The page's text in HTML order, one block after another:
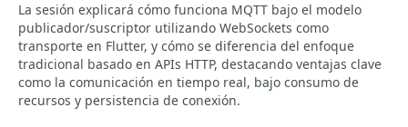
La sesión explicará cómo funciona MQTT bajo el modelo
publicador/suscriptor utilizando WebSockets como
transporte en Flutter, y cómo se diferencia del enfoque
tradicional basado en APIs HTTP, destacando ventajas clave
como la comunicación en tiempo real, bajo consumo de
recursos y persistencia de conexión.